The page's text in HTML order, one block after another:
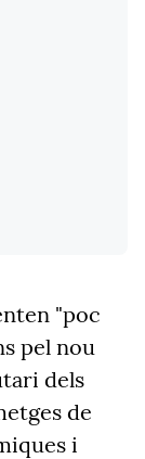
"poc
pel nou
dels
de
i